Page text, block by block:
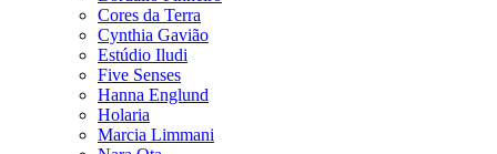
Cores da Terra
Cynthia Gavião
Estúdio Iludi
Five Senses
Hanna Englund
Holaria
Marcia Limmani